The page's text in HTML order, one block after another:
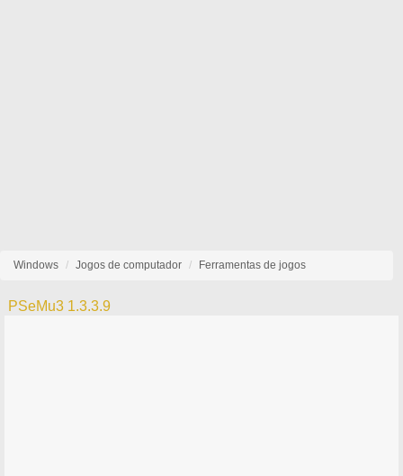
Windows Jogos de computador Ferramentas de jogos
PSeMu3 1.3.3.9